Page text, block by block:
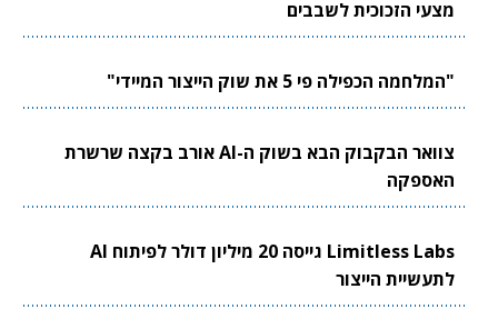
מצעי הזכוכית לשבבים
"המלחמה הכפילה פי 5 את שוק הייצור המיידי"
צוואר הבקבוק הבא בשוק ה-AI אורב בקצה שרשרת
האספקה
Limitless Labs גייסה 20 מיליון דולר לפיתוח AI
לתעשיית הייצור